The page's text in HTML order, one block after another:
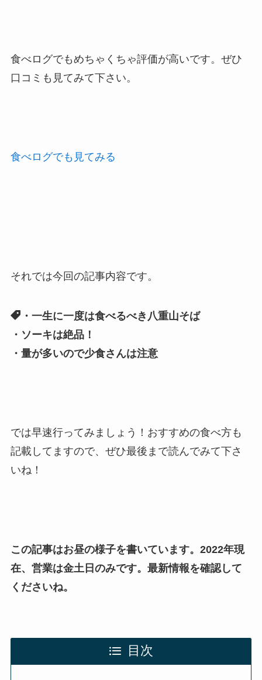
食べログでもめちゃくちゃ評価が高いです。ぜひ
口コミも見てみて下さい。
食べログでも見てみる
それでは今回の記事内容です。
・一生に一度は食べるべき八重山そば
・ソーキは絶品！
・量が多いので少食さんは注意
では早速行ってみましょう！おすすめの食べ方も
記載してますので、ぜひ最後まで読んでみて下さ
いね！
この記事はお昼の様子を書いています。2022年現
在、営業は金土日のみです。最新情報を確認して
くださいね。
目次